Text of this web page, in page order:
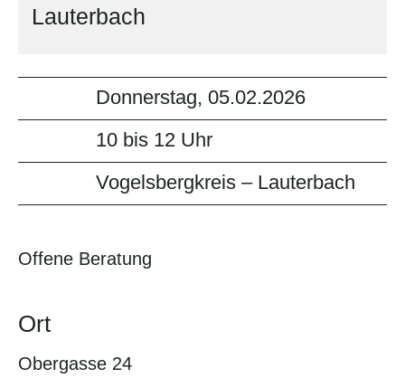
Lauterbach
Donnerstag, 05.02.2026
10 bis 12 Uhr
Vogelsbergkreis – Lauterbach
Offene Beratung
Ort
Obergasse 24